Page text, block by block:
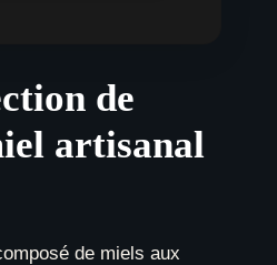
de
artisanal
de miels aux